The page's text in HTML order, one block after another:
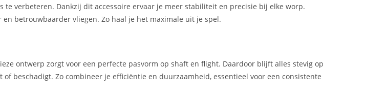
te verbeteren. Dankzij dit accessoire ervaar je meer stabiliteit en precisie bij elke worp.
betrouwbaarder vliegen. Zo haal je het maximale uit je spel.
ontwerp zorgt voor een perfecte pasvorm op shaft en flight. Daardoor blijft alles stevig op
beschadigt. Zo combineer je efficiëntie en duurzaamheid, essentieel voor een consistente